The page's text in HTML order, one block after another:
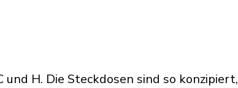
H. Die Steckdosen sind so konzipiert,